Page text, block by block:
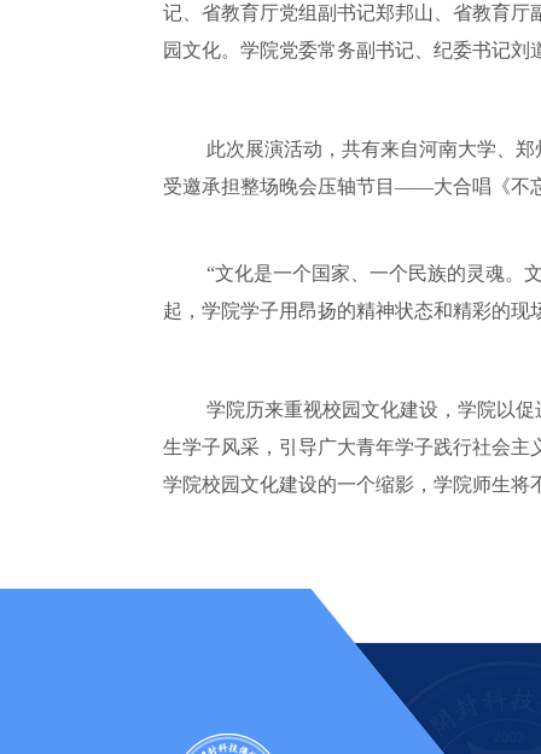
记、省教育厅党组副书记郑邦山、省教育
园文化。学院党委常务副书记、纪委书记刘
此次展演活动，共有来自河南大学、
受邀承担整场晚会压轴节目——大合唱《不
“文化是一个国家、一个民族的灵魂。
起，学院学子用昂扬的精神状态和精彩的现
学院历来重视校园文化建设，学院以
生学子风采，引导广大青年学子践行社会
学院校园文化建设的一个缩影，学院师生